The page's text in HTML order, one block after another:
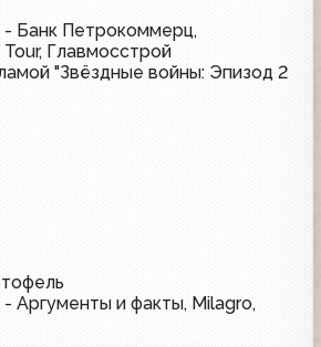
Банк Петрокоммерц,
Главмосстрой
"Звёздные войны: Эпизод 2
Аргументы и факты, Milagro,